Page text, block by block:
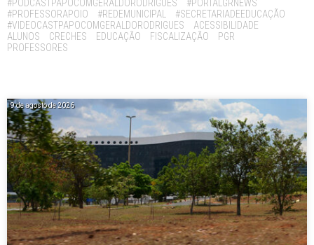
#PODCASTPAPOCOMGERALDORODRIGUES
#PORTALGRNEWS
#PROFESSORAPOIO
#REDEMUNICIPAL
#SECRETARIADEEDUCAÇÃO
#VIDEOCASTPAPOCOMGERALDORODRIGUES
ACESSIBILIDADE
ALUNOS
CRECHES EDUCAÇÃO FISCALIZAÇÃO
PGR
PROFESSORES
9 de agosto de 2026